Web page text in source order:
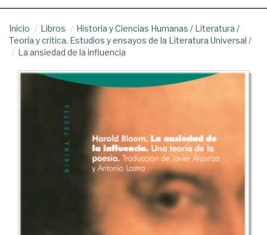
Inicio Libros Historia y Ciencias Humanas / Literatura /
Teoría y crítica. Estudios y ensayos de la Literatura Universal /
La ansiedad de la influencia